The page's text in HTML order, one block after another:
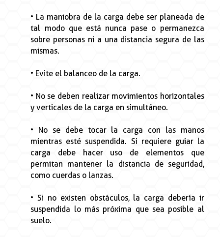
• La maniobra de la carga debe ser planeada de
tal modo que está nunca pase o permanezca
sobre personas ni a una distancia segura de las
mismas.
• Evite el balanceo de la carga.
• No se deben realizar movimientos horizontales
y verticales de la carga en simultáneo.
• No se debe tocar la carga con las manos
mientras esté suspendida. Si requiere guiar la
carga debe hacer uso de elementos que
permitan mantener la distancia de seguridad,
como cuerdas o lanzas.
• Si no existen obstáculos, la carga debería ir
suspendida lo más próxima que sea posible al
suelo.